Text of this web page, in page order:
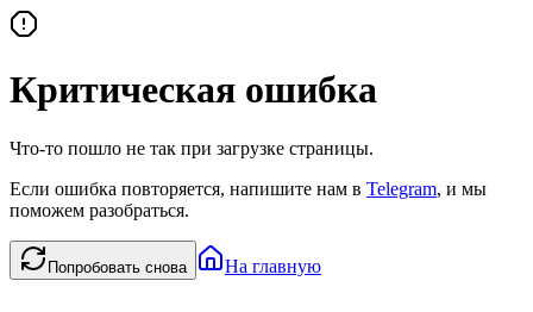
Критическая ошибка
Что-то пошло не так при загрузке страницы.
Если ошибка повторяется, напишите нам в Telegram, и мы
поможем разобраться.
Попробовать снова На главную